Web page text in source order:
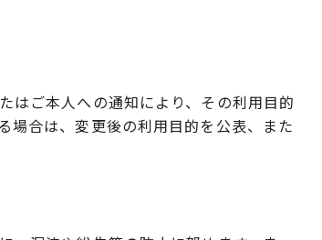
はご本人への通知により、その利用目的
場合は、変更後の利用目的を公表、また